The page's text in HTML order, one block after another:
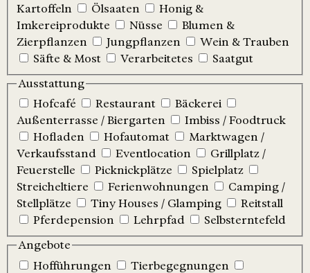
Kartoffeln Ölsaaten
Honig &
Imkereiprodukte
Nüsse
Blumen &
Zierpflanzen
Jungpflanzen
Wein & Trauben
Säfte & Most
Verarbeitetes
Saatgut
Ausstattung
Hofcafé
Restaurant
Bäckerei
Außenterrasse / Biergarten
Imbiss / Foodtruck
Hofladen
Hofautomat
Marktwagen /
Verkaufsstand
Eventlocation
Grillplatz /
Feuerstelle
Picknickplätze
Spielplatz
Streicheltiere
Ferienwohnungen
Camping /
Stellplätze
Tiny Houses / Glamping
Reitstall
Pferdepension
Lehrpfad
Selbsterntefeld
Angebote
Hofführungen
Tierbegegnungen